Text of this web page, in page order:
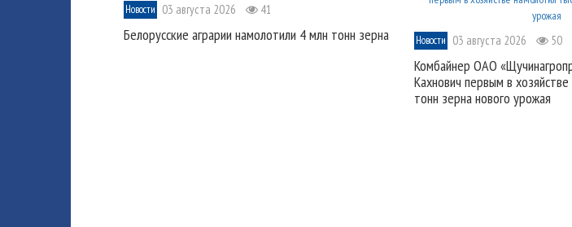
Новости 03 августа 2026 41
Белорусские аграрии намолотили 4 млн тонн зерна Новости 03 августа 2026 50
Комбайнер ОАО
Кахнович первым в
тонн зерна нового урожая